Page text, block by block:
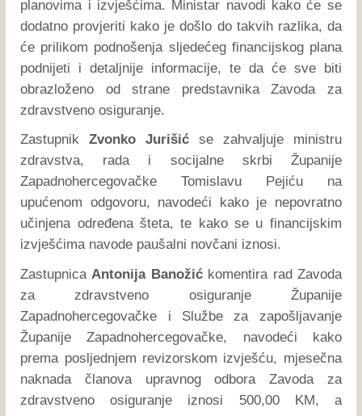
planovima i izvješćima. Ministar navodi kako će se
dodatno provjeriti kako je došlo do takvih razlika, da
će prilikom podnošenja sljedećeg financijskog plana
podnijeti i detaljnije informacije, te da će sve biti
obrazloženo od strane predstavnika Zavoda za
zdravstveno osiguranje.
ZastupnikZvonko Jurišić se zahvaljuje ministru
zdravstva, rada i socijalne skrbi Županije
Zapadnohercegovačke Tomislavu Pejiću na
upućenom odgovoru, navodeći kako je nepovratno
učinjena određena šteta, te kako se u financijskim
izvješćima navode paušalni novčani iznosi.
Zastupnica Antonija Banožićkomentira rad Zavoda
za zdravstveno osiguranje Županije
Zapadnohercegovačke i Službe za zapošljavanje
Županije Zapadnohercegovačke, navodeći kako
prema posljednjem revizorskom izvješću, mjesečna
naknada članova upravnog odbora Zavoda za
zdravstveno osiguranje iznosi 500,00 KM, a